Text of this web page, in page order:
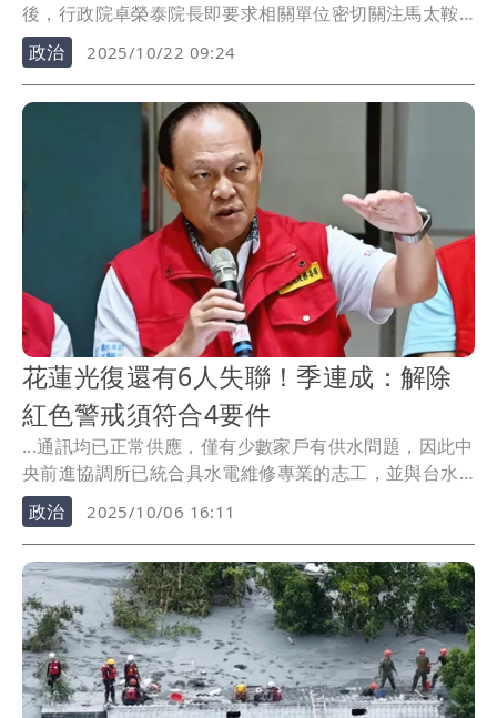
後，行政院卓榮泰院長即要求相關單位密切關注馬太鞍
溪水位...
政治 2025/10/22 09:24
花蓮光復還有6人失聯！季連成：解除
紅色警戒須符合4要件
...通訊均已正常供應，僅有少數家戶有供水問題，因此中
央前進協調所已統合具水電維修專業的志工，並與台水
公司...
政治 2025/10/06 16:11